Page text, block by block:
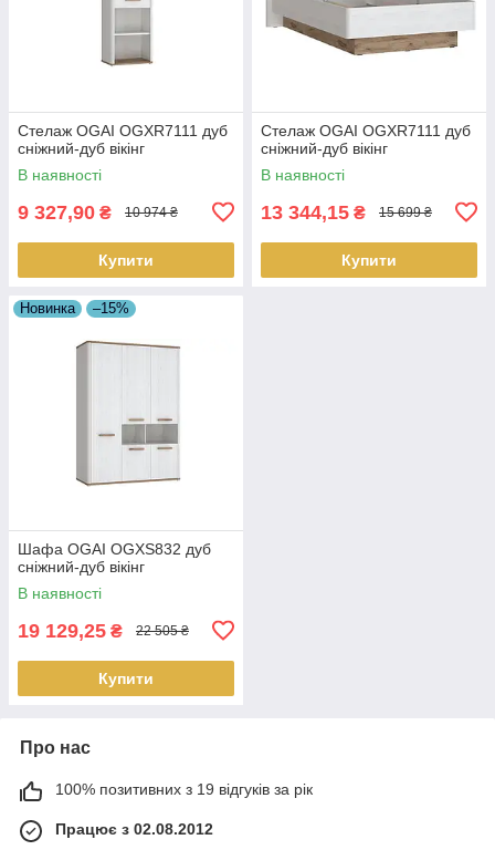
Стелаж OGAI OGXR7111 дуб
сніжний-дуб вікінг
В наявності
9 327,90 ₴ 10 974 ₴
Купити
Стелаж OGAI OGXR7111 дуб
сніжний-дуб вікінг
В наявності
13 344,15 ₴ 15 699 ₴
Купити
Новинка –15%
Шафа OGAI OGXS832 дуб
сніжний-дуб вікінг
В наявності
19 129,25 ₴ 22 505 ₴
Купити
Про нас
100% позитивних з 19 відгуків за рік
Працює з 02.08.2012